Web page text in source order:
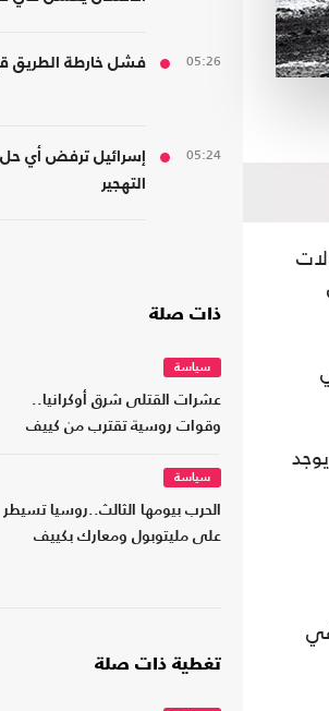
05:26 فشل خارطة الطريق
05:24
إسرائيل ترفض أي
التهجير
ذات صلة
سياسة
عشرات القتلى شرق أوكرانيا..
وقوات روسية تقترب من كييف
سياسة
الحرب بيومها الثالث..روسيا تسيطر
على مليتوبول ومعارك بكييف
تغطية ذات صلة